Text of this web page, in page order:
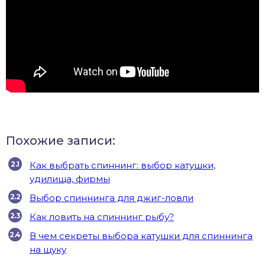
Похожие записи:
Как выбрать спиннинг: выбор катушки,
удилища, фирмы
Выбор спиннинга для джиг-ловли
Как ловить на спиннинг рыбу?
В чем секреты выбора катушки для спиннинга
на щуку